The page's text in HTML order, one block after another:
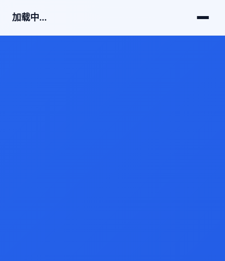
加载中...